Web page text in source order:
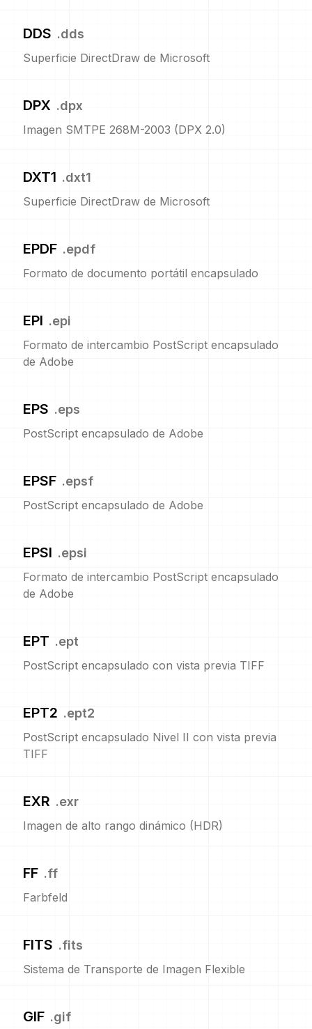
DDS .dds
Superficie DirectDraw de Microsoft
DPX .dpx
Imagen SMTPE 268M-2003 (DPX 2.0)
DXT1 .dxt1
Superficie DirectDraw de Microsoft
EPDF .epdf
Formato de documento portátil encapsulado
EPI .epi
Formato de intercambio PostScript encapsulado
de Adobe
EPS .eps
PostScript encapsulado de Adobe
EPSF .epsf
PostScript encapsulado de Adobe
EPSI .epsi
Formato de intercambio PostScript encapsulado
de Adobe
EPT .ept
PostScript encapsulado con vista previa TIFF
EPT2 .ept2
PostScript encapsulado Nivel II con vista previa
TIFF
EXR .exr
Imagen de alto rango dinámico (HDR)
FF .ff
Farbfeld
FITS .fits
Sistema de Transporte de Imagen Flexible
GIF .gif